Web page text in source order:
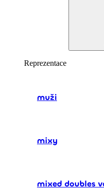
Reprezentace
muži
mixy
mixed doubles